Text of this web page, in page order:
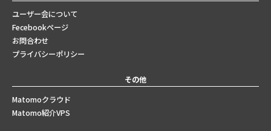
ユーザー会について
Fecebookページ
お問合わせ
プライバシーポリシー
その他
Matomoクラウド
Matomo紹介VPS